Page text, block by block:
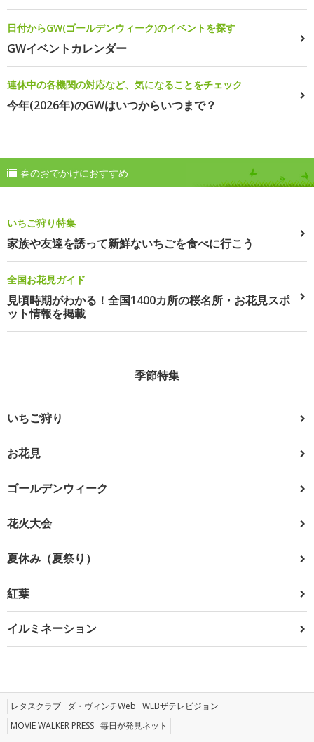
日付からGW(ゴールデンウィーク)のイベントを探す
GWイベントカレンダー
連休中の各機関の対応など、気になることをチェック
今年(2026年)のGWはいつからいつまで？
春のおでかけにおすすめ
いちご狩り特集
家族や友達を誘って新鮮ないちごを食べに行こう
全国お花見ガイド
見頃時期がわかる！全国1400カ所の桜名所・お花見スポ
ット情報を掲載
季節特集
いちご狩り
お花見
ゴールデンウィーク
花火大会
夏休み（夏祭り）
紅葉
イルミネーション
レタスクラブ ダ・ヴィンチWeb WEBザテレビジョン
MOVIE WALKER PRESS 毎日が発見ネット